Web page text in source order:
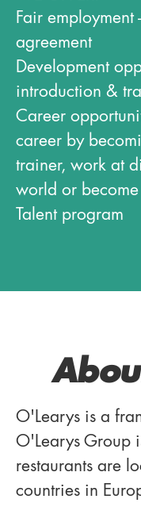
Fair
agreement
Development
introduction &
Career
career by
trainer, work at
world or
Talent program
O'Learys is a
O'Learys Group
restaurants are
countries in